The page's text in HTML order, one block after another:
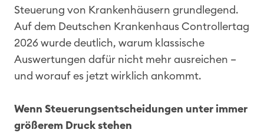
Steuerung von Krankenhäusern grundlegend.
Auf dem Deutschen Krankenhaus Controllertag
2026 wurde deutlich, warum klassische
Auswertungen dafür nicht mehr ausreichen –
und worauf es jetzt wirklich ankommt.
Wenn Steuerungsentscheidungen unter immer
größerem Druck stehen